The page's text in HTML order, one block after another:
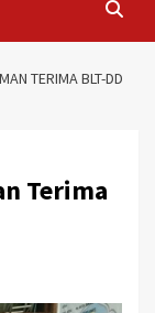
TERIMA BLT-DD
Terima